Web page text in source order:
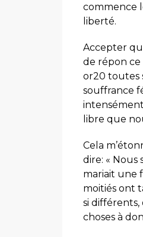
commence
liberté.
Accepter
de répon ce
or20 toutes
souffrance
libre que
Cela
dire: « Nous
mariait une
moitiés ont
si différents,
choses à